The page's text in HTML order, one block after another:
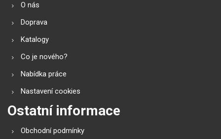
O nás
Doprava
Katalogy
Co je nového?
Nabídka práce
Nastavení cookies
Ostatní informace
Obchodní podmínky